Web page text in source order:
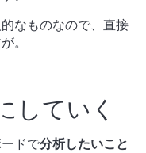
なものなので、直接
。
していく
ドで分析したいこと